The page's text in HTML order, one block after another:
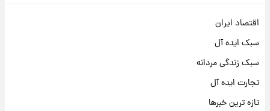
اقتصاد ایران
سبک ایده آل
سبک زندگی مردانه
تجارت ایده آل
تازه ترین خبرها